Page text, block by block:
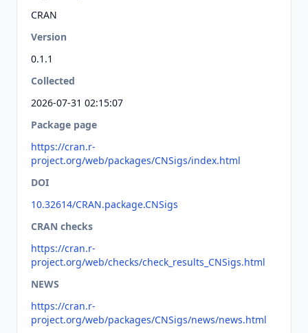
CRAN
Version
0.1.1
Collected
2026-07-31 02:15:07
Package page
https://cran.r-
project.org/web/packages/CNSigs/index.html
DOI
10.32614/CRAN.package.CNSigs
CRAN checks
https://cran.r-
project.org/web/checks/check_results_CNSigs.html
NEWS
https://cran.r-
project.org/web/packages/CNSigs/news/news.html